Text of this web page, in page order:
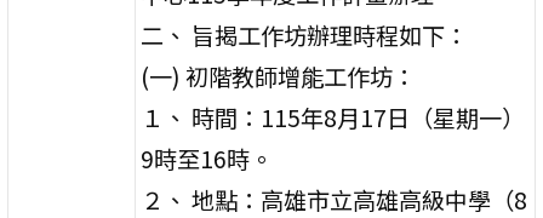
二、 旨揭工作坊辦理時程如下：
(一) 初階教師增能工作坊：
１、 時間：115年8月17日（星期一）
9時至16時。
２、 地點：高雄市立高雄高級中學（8